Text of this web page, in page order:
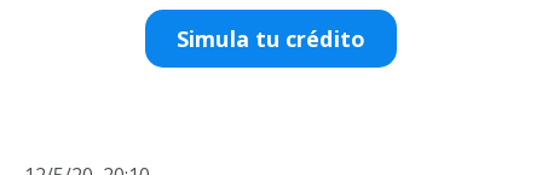
Simula tu crédito